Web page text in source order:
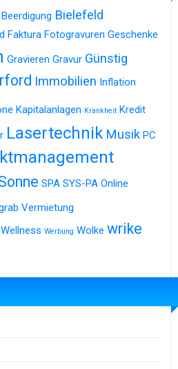
Beerdigung Bielefeld
Faktura Fotogravuren Geschenke
Gravieren Gravur Günstig
Immobilien Inflation
Kapitalanlagen Krankheit Kredit
Lasertechnik Musik PC
SPA SYS-PA Online
Vermietung
Wellness Werbung Wolke wrike